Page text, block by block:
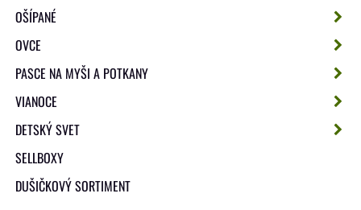
OŠÍPANÉ
OVCE
PASCE NA MYŠI A POTKANY
VIANOCE
DETSKÝ SVET
SELLBOXY
DUŠIČKOVÝ SORTIMENT